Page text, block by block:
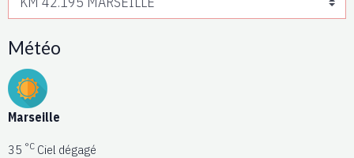
Météo
Marseille
35 °C Ciel dégagé